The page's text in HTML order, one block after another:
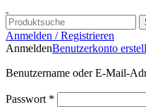
Anmelden / Registrieren
AnmeldenBenutzerkonto
Benutzername oder E-Mail-
Passwort *